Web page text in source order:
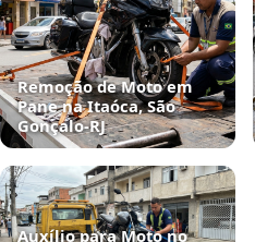
Remoção de Moto em
Pane na Itaóca, São
Gonçalo‑RJ
Auxílio para Moto no